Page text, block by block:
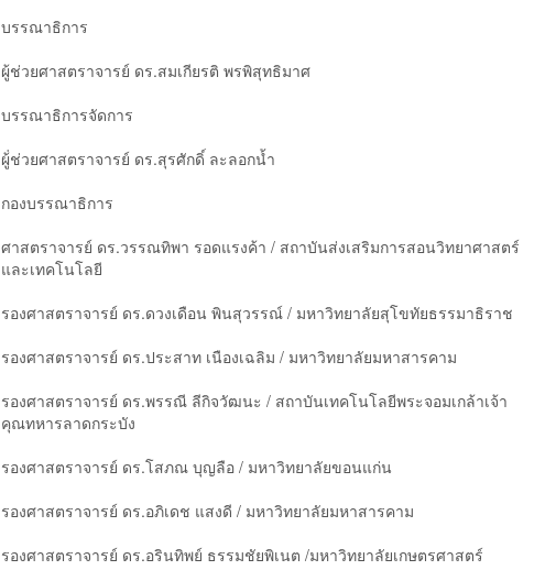
บรรณาธิการ
ผู้ช่วยศาสตราจารย์ ดร.สมเกียรติ พรพิสุทธิมาศ
บรรณาธิการจัดการ
ผู้่ช่วยศาสตราจารย์ ดร.สุรศักดิ์ ละลอกน้ำ
กองบรรณาธิการ
ศาสตราจารย์ ดร.วรรณทิพา รอดแรงค้า / สถาบันส่งเสริมการสอนวิทยาศาสตร์
และเทคโนโลยี
รองศาสตราจารย์ ดร.ดวงเดือน พินสุวรรณ์ / มหาวิทยาลัยสุโขทัยธรรมาธิราช
รองศาสตราจารย์ ดร.ประสาท เนืองเฉลิม / มหาวิทยาลัยมหาสารคาม
รองศาสตราจารย์ ดร.พรรณี ลีกิจวัฒนะ / สถาบันเทคโนโลยีพระจอมเกล้าเจ้า
คุณทหารลาดกระบัง
รองศาสตราจารย์ ดร.โสภณ บุญลือ / มหาวิทยาลัยขอนแก่น
รองศาสตราจารย์ ดร.อภิเดช แสงดี / มหาวิทยาลัยมหาสารคาม
รองศาสตราจารย์ ดร.อรินทิพย์ ธรรมชัยพิเนต /มหาวิทยาลัยเกษตรศาสตร์